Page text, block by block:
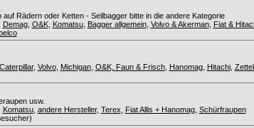
Rädern oder Ketten - Seilbagger bitte in die andere Kategorie
Demag, O&K, Komatsu, Bagger allgemein, Volvo & Akerman, Fiat &
Caterpillar, Volvo, Michigan, O&K, Faun & Frisch, Hanomag, Hitachi,
usw.
Komatsu, andere Hersteller, Terex Fiat Allis + Hanomag, Schürfraupen